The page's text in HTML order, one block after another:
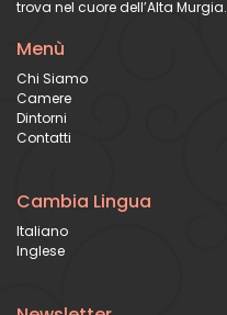
trova nel cuore dell’Alta Murgia.
Menù
Chi Siamo
Camere
Dintorni
Contatti
Cambia Lingua
Italiano
Inglese